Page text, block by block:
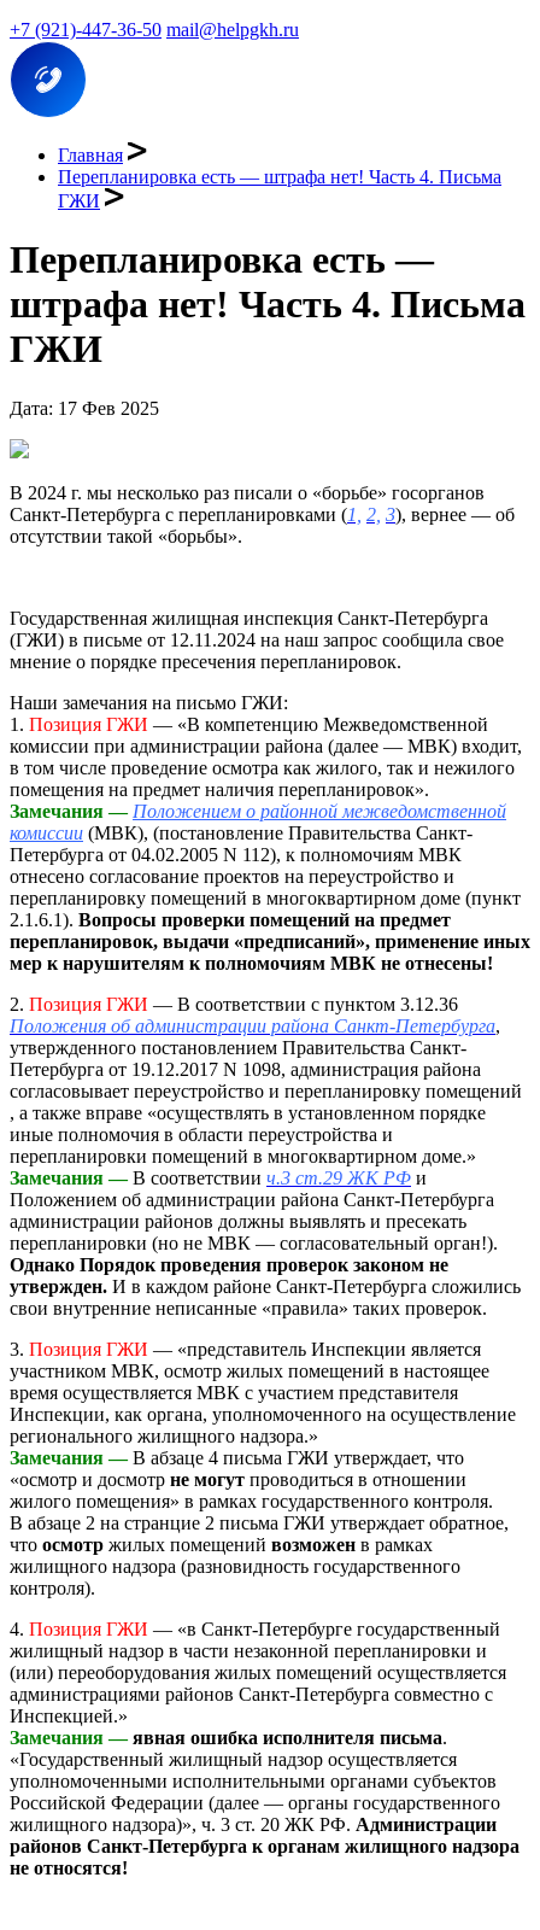
+7 (921)-447-36-50 mail@helpgkh.ru
Главная
Перепланировка есть — штрафа нет! Часть 4. Письма
ГЖИ
Перепланировка есть —
штрафа нет! Часть 4. Письма
ГЖИ
Дата: 17 Фев 2025
В 2024 г. мы несколько раз писали о «борьбе» госорганов
Санкт-Петербурга с перепланировками (1, 2, 3), вернее — об
отсутствии такой «борьбы».
Государственная жилищная инспекция Санкт-Петербурга
(ГЖИ) в письме от 12.11.2024 на наш запрос сообщила свое
мнение о порядке пресечения перепланировок.
Наши замечания на письмо ГЖИ:
1. Позиция ГЖИ — «В компетенцию Межведомственной
комиссии при администрации района (далее — МВК) входит,
в том числе проведение осмотра как жилого, так и нежилого
помещения на предмет наличия перепланировок».
Замечания — Положением о районной межведомственной
комиссии (МВК), (постановление Правительства Санкт-
Петербурга от 04.02.2005 N 112), к полномочиям МВК
отнесено согласование проектов на переустройство и
перепланировку помещений в многоквартирном доме (пункт
2.1.6.1). Вопросы проверки помещений на предмет
перепланировок, выдачи «предписаний», применение иных
мер к нарушителям к полномочиям МВК не отнесены!
2. Позиция ГЖИ — В соответствии с пунктом 3.12.36
Положения об администрации района Санкт-Петербурга,
утвержденного постановлением Правительства Санкт-
Петербурга от 19.12.2017 N 1098, администрация района
согласовывает переустройство и перепланировку помещений
, а также вправе «осуществлять в установленном порядке
иные полномочия в области переустройства и
перепланировки помещений в многоквартирном доме.»
Замечания —В соответствии ч.3 ст.29 ЖК РФ и
Положением об администрации района Санкт-Петербурга
администрации районов должны выявлять и пресекать
перепланировки (но не МВК — согласовательный орган!).
Однако Порядок проведения проверок законом не
утвержден. И в каждом районе Санкт-Петербурга сложились
свои внутренние неписанные «правила» таких проверок.
3. Позиция ГЖИ — «представитель Инспекции является
участником МВК, осмотр жилых помещений в настоящее
время осуществляется МВК с участием представителя
Инспекции, как органа, уполномоченного на осуществление
регионального жилищного надзора.»
Замечания — В абзаце 4 письма ГЖИ утверждает, что
«осмотр и досмотр не могут проводиться в отношении
жилого помещения» в рамках государственного контроля.
В абзаце 2 на странцие 2 письма ГЖИ утверждает обратное,
что осмотр жилых помещений возможен в рамках
жилищного надзора (разновидность государственного
контроля).
4. Позиция ГЖИ — «в Санкт-Петербурге государственный
жилищный надзор в части незаконной перепланировки и
(или) переоборудования жилых помещений осуществляется
администрациями районов Санкт-Петербурга совместно с
Инспекцией.»
Замечания — явная ошибка исполнителя письма.
«Государственный жилищный надзор осуществляется
уполномоченными исполнительными органами субъектов
Российской Федерации (далее — органы государственного
жилищного надзора)», ч. 3 ст. 20 ЖК РФ. Администрации
районов Санкт-Петербурга к органам жилищного надзора
не относятся!